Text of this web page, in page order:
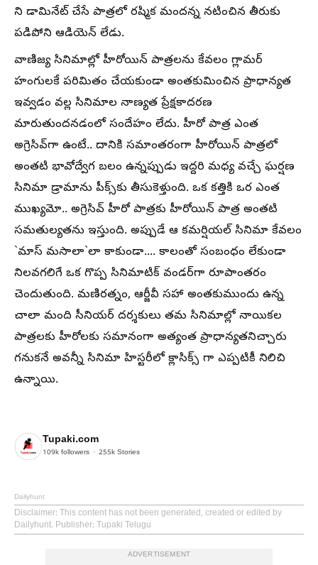
ని డామినేట్ చేసే పాత్రలో రష్మిక మందన్న నటించిన తీరుకు
పడిపోని ఆడియెన్ లేడు.
వాణిజ్య సినిమాల్లో హీరోయిన్ పాత్రలను కేవలం గ్లామర్
హంగులకే పరిమితం చేయకుండా అంతకుమించిన ప్రాధాన్యత
ఇవ్వడం వల్ల సినిమాల నాణ్యత ప్రేక్షకాదరణ
మారుతుందనడంలో సందేహం లేదు. హీరో పాత్ర ఎంత
అగ్రెసివ్‌గా ఉంటే.. దానికి సమాంతరంగా హీరోయిన్ పాత్రలో
అంతటి భావోద్వేగ బలం ఉన్నప్పుడు ఇద్దరి మధ్య వచ్చే ఘర్షణ
సినిమా డ్రామాను పీక్స్‌కు తీసుకెళ్తుంది. ఒక కత్తికి ఒర ఎంత
ముఖ్యమో.. అగ్రెసివ్ హీరో పాత్రకు హీరోయిన్ పాత్ర అంతటి
సమతుల్యతను ఇస్తుంది. అప్పుడే ఆ కమర్షియల్ సినిమా కేవలం
`మాస్ మసాలా`లా కాకుండా.... కాలంతో సంబంధం లేకుండా
నిలవగలిగే ఒక గొప్ప సినిమాటిక్ వండర్‌గా రూపాంతరం
చెందుతుంది. మణిరత్నం, ఆర్జీవీ సహా అంతకుముందు ఉన్న
చాలా మంది సీనియర్ దర్శకులు తమ సినిమాల్లో నాయికల
పాత్రలకు హీరోలకు సమానంగా అత్యంత ప్రాధాన్యతనిచ్చారు
గనుకనే అవన్నీ సినిమా హిస్టరీలో క్లాసిక్స్ గా ఎప్పటికీ నిలిచి
ఉన్నాయి.
Tupaki.com
109k followers 255k Stories
Dailyhunt
Disclaimer: This content has not been generated, created or edited by
Dailyhunt. Publisher: Tupaki Telugu
ADVERTISEMENT